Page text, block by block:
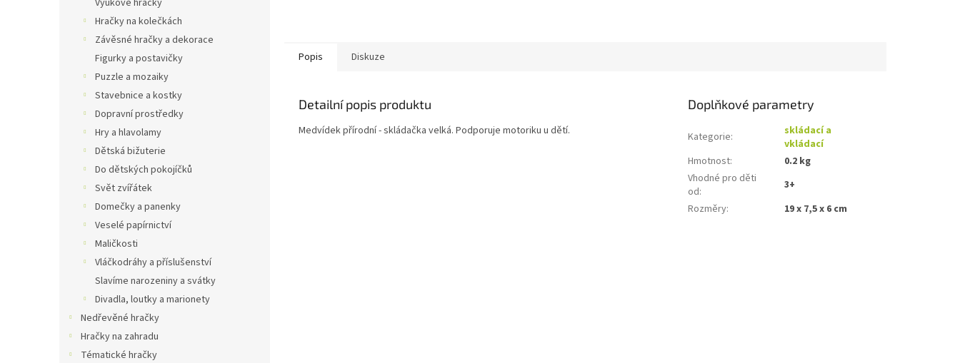
Výukové hračky
Hračky na kolečkách
Závěsné hračky a dekorace
Figurky a postavičky
Puzzle a mozaiky
Stavebnice a kostky
Dopravní prostředky
Hry a hlavolamy
Dětská bižuterie
Do dětských pokojíčků
Svět zvířátek
Domečky a panenky
Veselé papírnictví
Maličkosti
Vláčkodráhy a příslušenství
Slavíme narozeniny a svátky
Divadla, loutky a marionety
Nedřevěné hračky
Hračky na zahradu
Tématické hračky
Popis Diskuze
Detailní popis produktu
Medvídek přírodní - skládačka velká. Podporuje motoriku u dětí.
Doplňkové parametry
Kategorie:
skládací a
vkládací
Hmotnost:
0.2 kg
Vhodné pro děti
od:
3+
Rozměry: 19 x 7,5 x 6 cm